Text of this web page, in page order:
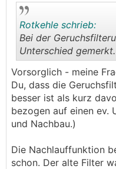
Rotkehle schrieb:
Bei der
Unterschied gemerkt.
Vorsorglich - meine
Du, dass die
besser ist als kurz
bezogen auf einen ev.
und Nachbau.)
Die Nachlauffunktion
schon. Der alte Filter